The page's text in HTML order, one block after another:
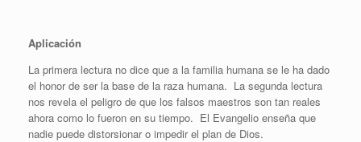
Aplicación
La primera lectura no dice que a la familia humana se le ha dado
el honor de ser la base de la raza humana. La segunda lectura
nos revela el peligro de que los falsos maestros son tan reales
ahora como lo fueron en su tiempo. El Evangelio enseña que
nadie puede distorsionar o impedir el plan de Dios.